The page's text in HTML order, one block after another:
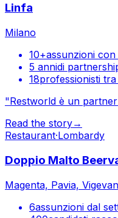
Linfa
Milano
10+assunzioni
5 annidi
18professionisti
"Restworld è un
Read the story→
Restaurant·Lombardy
Doppio Malto
Magenta, Pavia,
6assunzioni dal